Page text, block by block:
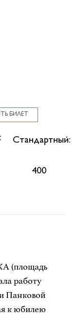
БИЛЕТ
Стандартный:
400
(площадь
работу
Панковой
к юбилею